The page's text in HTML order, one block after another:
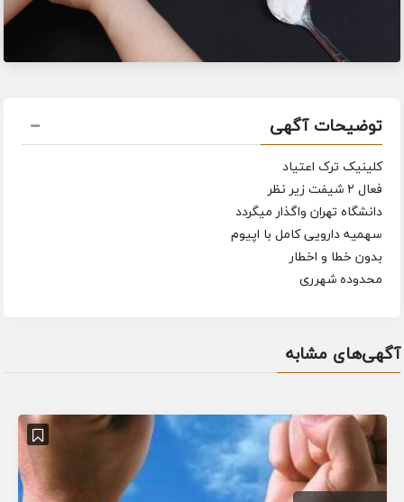
توضیحات آگهی
کلینیک ترک اعتیاد
فعال ۲ شیفت زیر نظر
دانشگاه تهران واگذار میگردد
سهمیه دارویی کامل با اپیوم
بدون خطا و اخطار
محدوده شهرری
آگهی‌های مشابه